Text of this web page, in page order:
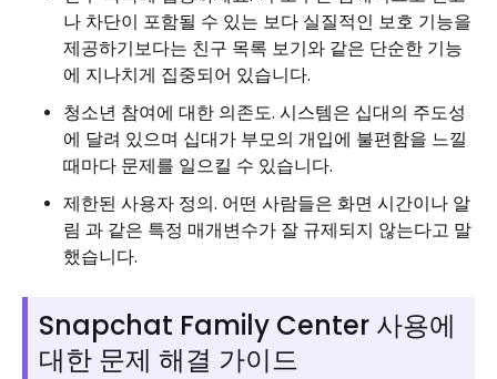
나 차단이 포함될 수 있는 보다 실질적인 보호 기능을
제공하기보다는 친구 목록 보기와 같은 단순한 기능
에 지나치게 집중되어 있습니다.
청소년 참여에 대한 의존도. 시스템은 십대의 주도성
에 달려 있으며 십대가 부모의 개입에 불편함을 느낄
때마다 문제를 일으킬 수 있습니다.
제한된 사용자 정의. 어떤 사람들은 화면 시간이나 알
림 과 같은 특정 매개변수가 잘 규제되지 않는다고 말
했습니다.
Snapchat Family Center 사용에
대한 문제 해결 가이드